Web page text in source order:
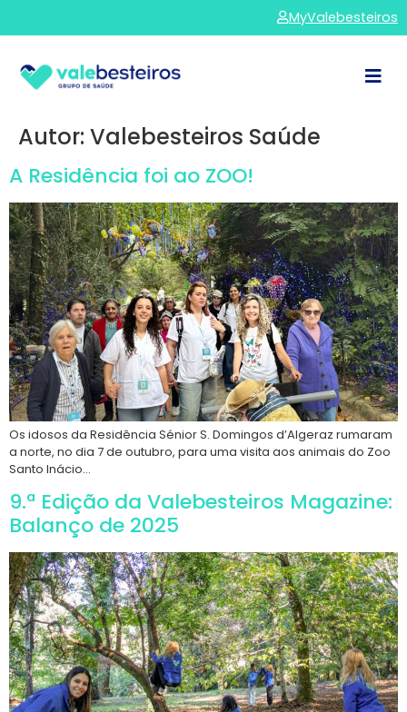
MyValebesteiros
Autor: Valebesteiros Saúde
A Residência foi ao ZOO!
Os idosos da Residência Sénior S. Domingos d’Algeraz rumaram
a norte, no dia 7 de outubro, para uma visita aos animais do Zoo
Santo Inácio…
9.ª Edição da Valebesteiros Magazine:
Balanço de 2025